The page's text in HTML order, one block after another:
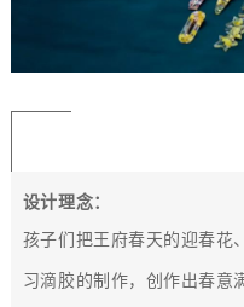
设计理念：
孩子们把王府春天的迎春花
习滴胶的制作，创作出春意